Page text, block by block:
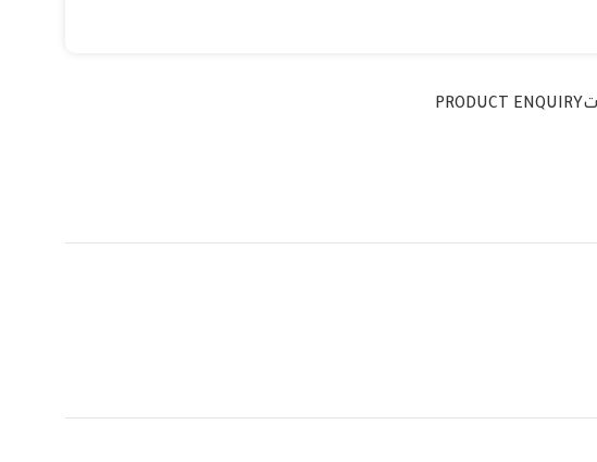
PRODUCT ENQUIRY